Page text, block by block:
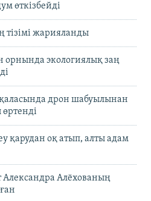
өткізбейді
тізімі жарияланды
орнында экологиялық заң
дрон шабуылынан
қарудан оқ атып, алты адам
Александра Алёхованың